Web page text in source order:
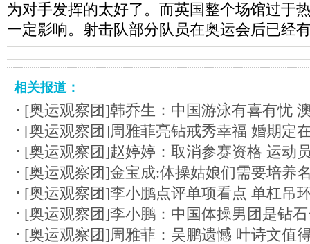
为对手发挥的太好了。而英国整个场馆过于
一定影响。射击队部分队员在奥运会后已经
相关报道：
[奥运观察团]韩乔生：中国游泳有喜有忧
[奥运观察团]周雅菲亮钻戒秀幸福 婚期定
[奥运观察团]赵婷婷：取消参赛资格 运动
[奥运观察团]金宝成:体操姑娘们需要培养
[奥运观察团]李小鹏点评单项看点 单杠吊
[奥运观察团]李小鹏：中国体操男团是钻
[奥运观察团]周雅菲：吴鹏遗憾 叶诗文值